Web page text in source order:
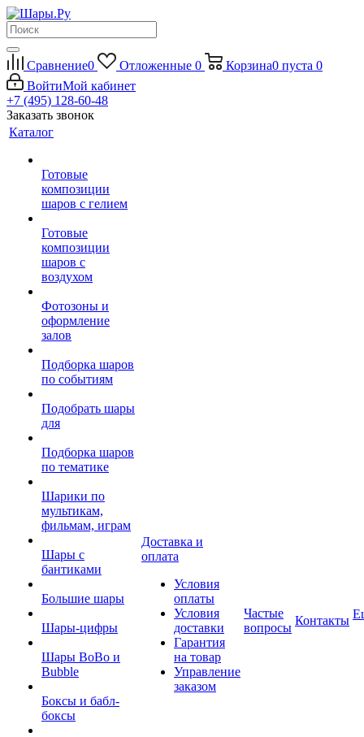
Сравнение0 Отложенные 0 Корзина0 пуста 0
ВойтиМой кабинет
+7 (495) 128-60-48
Заказать звонок
Каталог
Готовые
композиции
шаров с гелием
Готовые
композиции
шаров с
воздухом
Фотозоны и
оформление
залов
Подборка шаров
по событиям
Подобрать шары
для
Подборка шаров
по тематике
Шарики по
мультикам,
фильмам, играм
Шары с
бантиками
Большие шары
Шары-цифры
Шары BoBo и
Bubble
Боксы и бабл-
боксы
Доставка и
оплата
Условия
оплаты
Условия
доставки
Гарантия
на товар
Управление
заказом
Частые
вопросы
Контакты